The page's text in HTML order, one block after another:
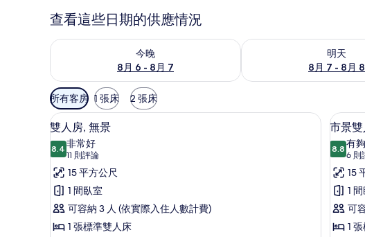
查看這些日期的供應情況
今晚
8月 6 - 8月 7
查看今晚 (8月 6 - 8月 7) 的供應情況
明天
8月 7 - 8月 8
查看明天 (8月 7 - 8月 8)
可
用
的
客
房
篩
選
條
件
所有客房 1 張床 2 張床
顯
示
雙
人
房,
無
景
客房內保險箱、遮光布/窗簾、免費無線上網
7
雙人房, 無景
8.48.4 分，滿分 10 分
非常好
11 則評論
(11
則
評
論)
15 平方公尺
1 間臥室
可容納 3 人 (依實際入住人數計費)
1 張標準雙人床
顯
示
市
景
雙
人
房
8
市景
8.88.8 分
有
6 則
(6
則
評
論)
15
1
可
1